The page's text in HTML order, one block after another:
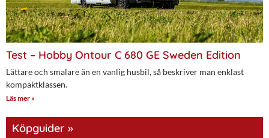
Test – Hobby Ontour C 680 GE Sweden Edition
Lättare och smalare än en vanlig husbil, så beskriver man enklast
kompaktklassen.
Läs mer »
Köpguider »